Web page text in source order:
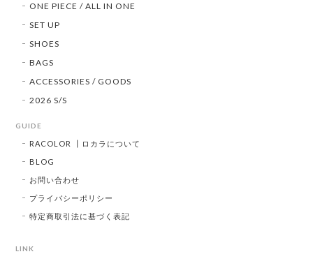
ONE PIECE / ALL IN ONE
SET UP
SHOES
BAGS
ACCESSORIES / GOODS
2026 S/S
GUIDE
RACOLOR ┃ロカラについて
BLOG
お問い合わせ
プライバシーポリシー
特定商取引法に基づく表記
LINK